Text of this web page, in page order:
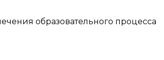
образовательного процесса